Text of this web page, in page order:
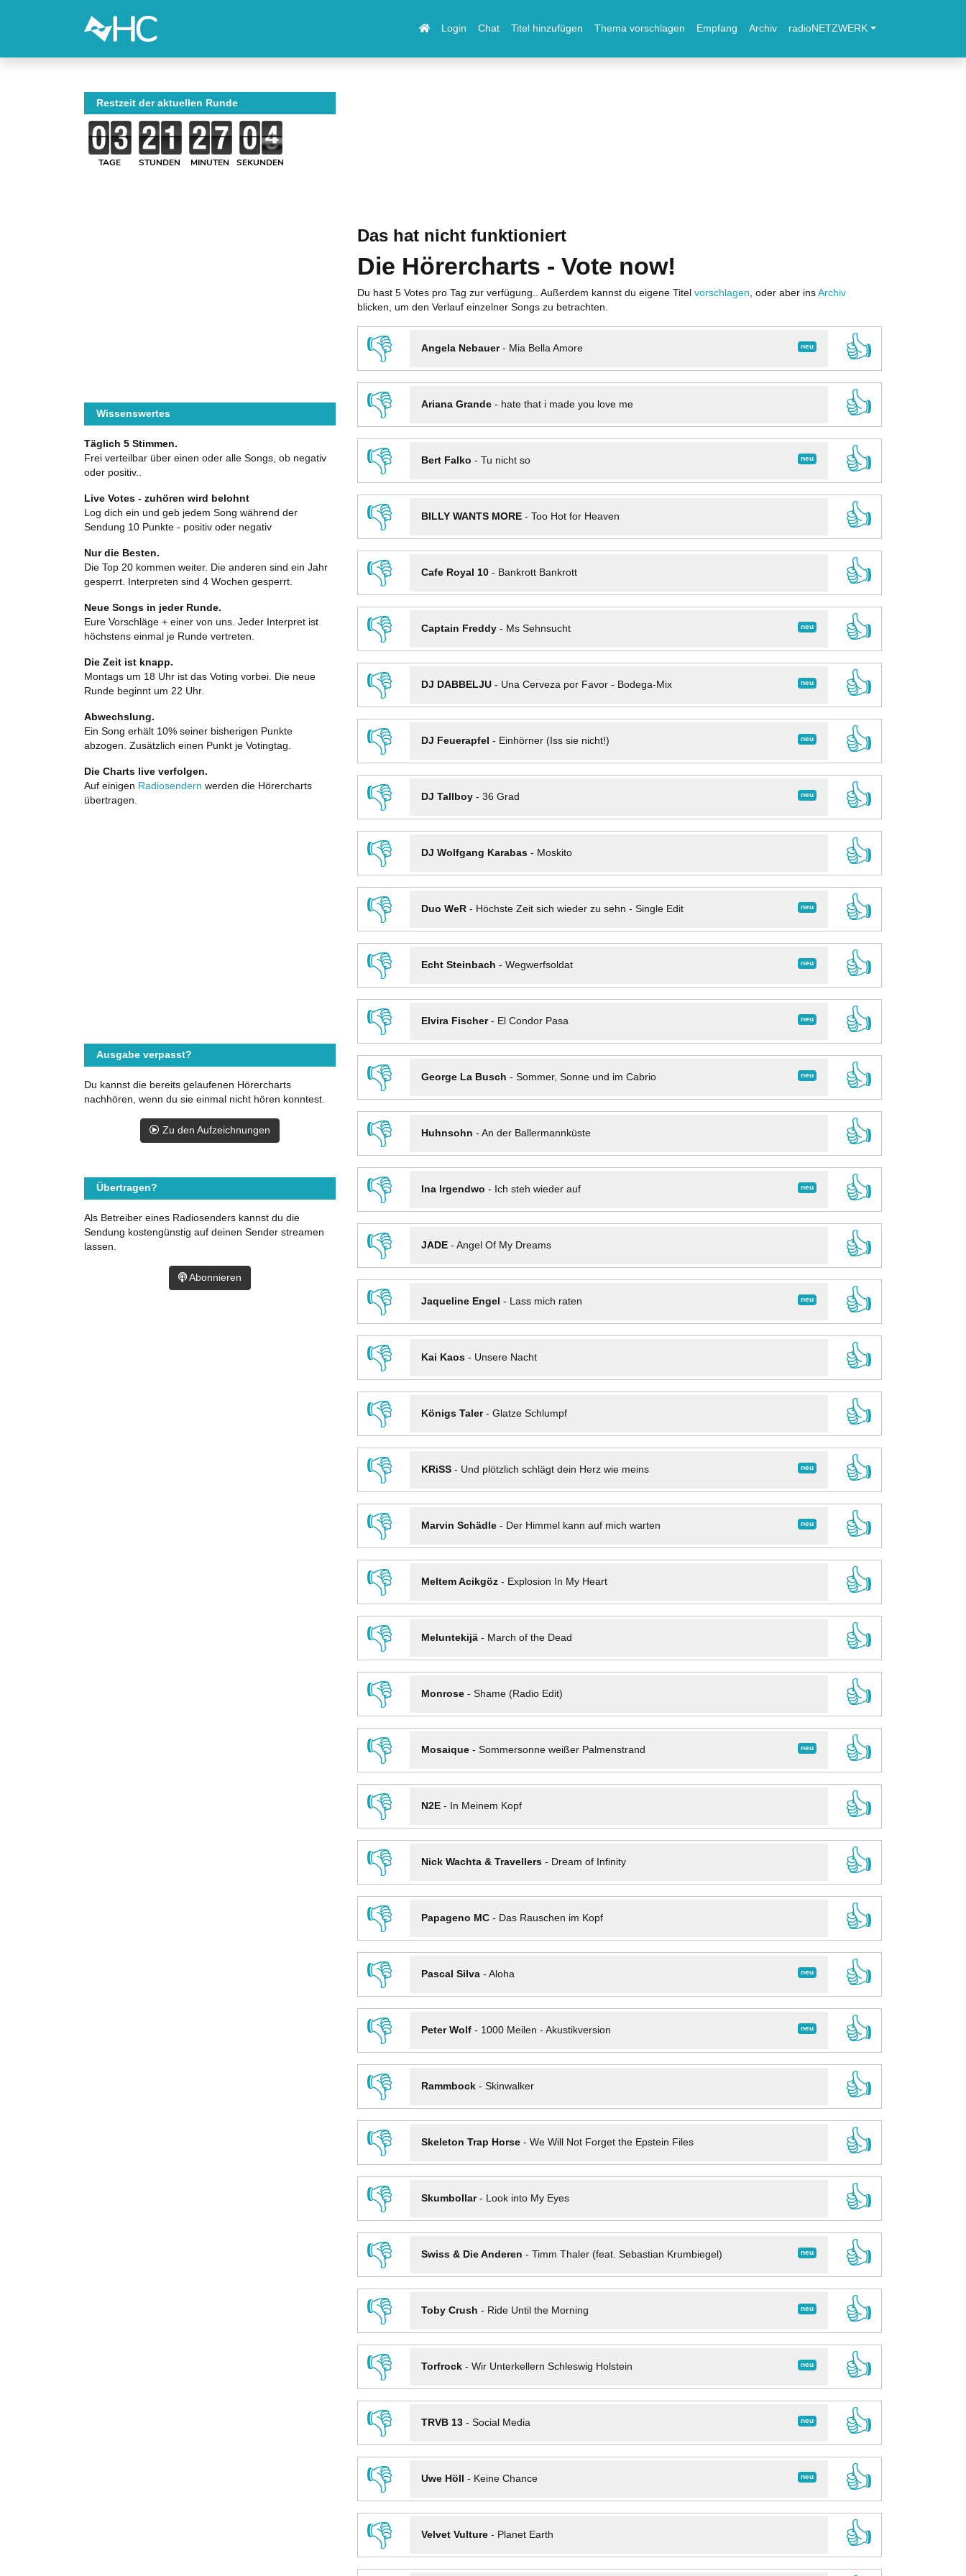
Login Chat Titel hinzufügen Thema vorschlagen Empfang Archiv radioNETZWERK
Das hat nicht funktioniert
Die Hörercharts - Vote now!
Du hast 5 Votes pro Tag zur verfügung.. Außerdem kannst du eigene Titel vorschlagen , oder aber ins Archiv
blicken, um den Verlauf einzelner Songs zu betrachten.
👎 neu
Angela Nebauer- Mia Bella Amore
👍
👎
Ariana Grande- hate that i made you love me
👍
👎
neu
Bert Falko - Tu nicht so
👍
👎
BILLY WANTS MORE- Too Hot for Heaven
👍
👎
Cafe Royal 10- Bankrott Bankrott
👍
👎
neu
Captain Freddy- Ms Sehnsucht
👍
👎
neu
DJ DABBELJU- Una Cerveza por Favor - Bodega-Mix
👍
👎
neu
DJ Feuerapfel - Einhörner (Iss sie nicht!)
👍
👎
neu
DJ Tallboy- 36 Grad
👍
👎
DJ Wolfgang Karabas- Moskito
👍
👎
neu
Duo WeR- Höchste Zeit sich wieder zu sehn - Single Edit
👍
👎
neu
Echt Steinbach - Wegwerfsoldat
👍
👎
neu
Elvira Fischer- El Condor Pasa
👍
👎
neu
George La Busch - Sommer, Sonne und im Cabrio
👍
👎
Huhnsohn - An der Ballermannküste
👍
👎
neu
Ina Irgendwo - Ich steh wieder auf
👍
👎
JADE- Angel Of My Dreams
👍
👎
neu
Jaqueline Engel - Lass mich raten
👍
👎
Kai Kaos- Unsere Nacht
👍
👎
Königs Taler- Glatze Schlumpf
👍
👎
neu
KRiSS- Und plötzlich schlägt dein Herz wie meins
👍
👎
neu
Marvin Schädle- Der Himmel kann auf mich warten
👍
👎
Meltem Acikgöz- Explosion In My Heart
👍
👎
Meluntekijä- March of the Dead
👍
👎
Monrose- Shame (Radio Edit)
👍
👎
neu
Mosaique- Sommersonne weißer Palmenstrand
👍
👎
N2E- In Meinem Kopf
👍
👎
Nick Wachta & Travellers- Dream of Infinity
👍
👎
Papageno MC- Das Rauschen im Kopf
👍
👎
neu
Pascal Silva- Aloha
👍
👎
neu
Peter Wolf- 1000 Meilen - Akustikversion
👍
👎
Rammbock- Skinwalker
👍
👎
Skeleton Trap Horse- We Will Not Forget the Epstein Files
👍
👎
Skumbollar- Look into My Eyes
👍
👎
neu
Swiss & Die Anderen - Timm Thaler (feat. Sebastian Krumbiegel)
👍
👎
neu
Toby Crush - Ride Until the Morning
👍
👎
neu
Torfrock- Wir Unterkellern Schleswig Holstein
👍
👎
neu
TRVB 13- Social Media
👍
👎
neu
Uwe Höll - Keine Chance
👍
👎
Velvet Vulture- Planet Earth
👍
Restzeit der aktuellen Runde
TAGE STUNDEN MINUTEN SEKUNDEN
Wissenswertes
Täglich 5 Stimmen.
Frei verteilbar über einen oder alle Songs, ob negativ
oder positiv..
Live Votes - zuhören wird belohnt
Log dich ein und geb jedem Song während der
Sendung 10 Punkte - positiv oder negativ
Nur die Besten.
Die Top 20 kommen weiter. Die anderen sind ein Jahr
gesperrt. Interpreten sind 4 Wochen gesperrt.
Neue Songs in jeder Runde.
Eure Vorschläge + einer von uns. Jeder Interpret ist
höchstens einmal je Runde vertreten.
Die Zeit ist knapp.
Montags um 18 Uhr ist das Voting vorbei. Die neue
Runde beginnt um 22 Uhr.
Abwechslung.
Ein Song erhält 10% seiner bisherigen Punkte
abzogen. Zusätzlich einen Punkt je Votingtag.
Die Charts live verfolgen.
Auf einigen Radiosendern werden die Hörercharts
übertragen.
Ausgabe verpasst?
Du kannst die bereits gelaufenen Hörercharts
nachhören, wenn du sie einmal nicht hören konntest.
Zu den Aufzeichnungen
Übertragen?
Als Betreiber eines Radiosenders kannst du die
Sendung kostengünstig auf deinen Sender streamen
lassen.
Abonnieren